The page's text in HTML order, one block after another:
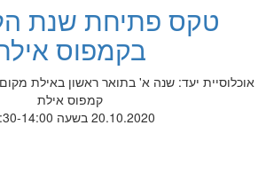
טקס פתיחת שנת
בקמפוס
אוכלוסיית יעד: שנה א' בתואר ראשון באילת
קמפוס אילת
20.10.2020 בשעה 15:30-14:00